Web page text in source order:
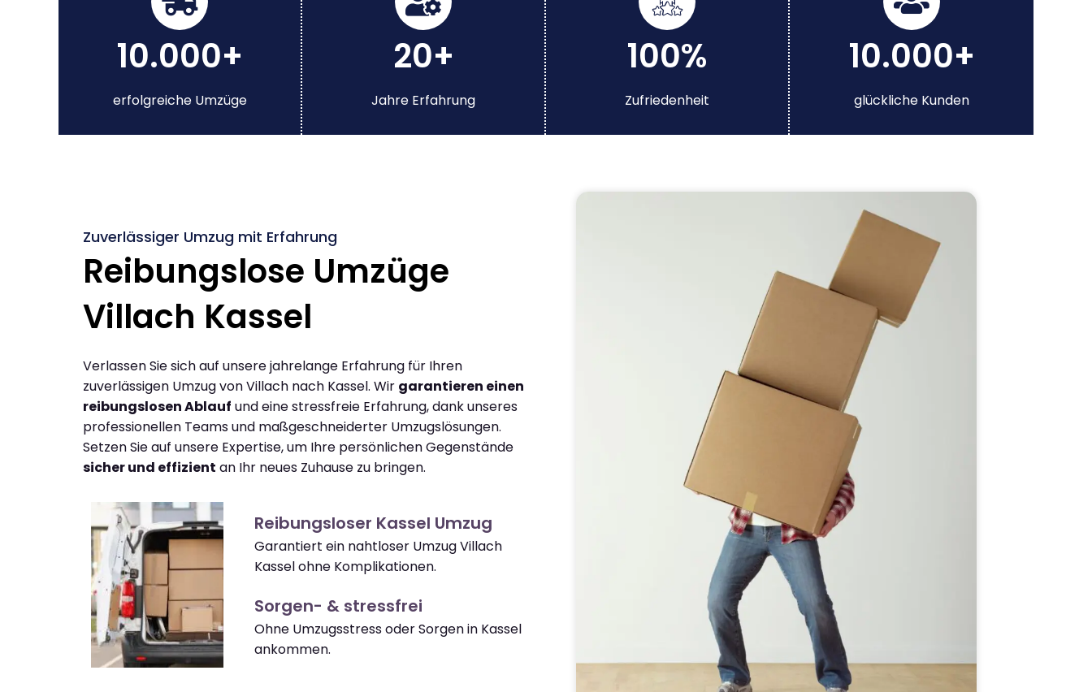
10.000+
erfolgreiche Umzüge
20+
Jahre Erfahrung
100%
Zufriedenheit
10.000+
glückliche Kunden
Zuverlässiger Umzug mit Erfahrung
Reibungslose Umzüge
Villach Kassel
Verlassen Sie sich auf unsere jahrelange Erfahrung für Ihren
zuverlässigen Umzug von Villach nach Kassel. Wir garantieren einen
reibungslosen Ablauf und eine stressfreie Erfahrung, dank unseres
professionellen Teams und maßgeschneiderter Umzugslösungen.
Setzen Sie auf unsere Expertise, um Ihre persönlichen Gegenstände
sicher und effizient an Ihr neues Zuhause zu bringen.
Reibungsloser Kassel Umzug
Garantiert ein nahtloser Umzug Villach
Kassel ohne Komplikationen.
Sorgen- & stressfrei
Ohne Umzugsstress oder Sorgen in Kassel
ankommen.